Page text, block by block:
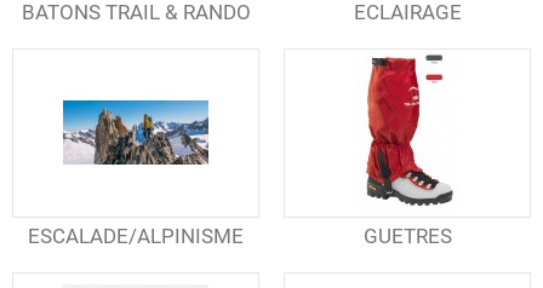
BATONS TRAIL & RANDO ECLAIRAGE
ESCALADE/ALPINISME GUETRES